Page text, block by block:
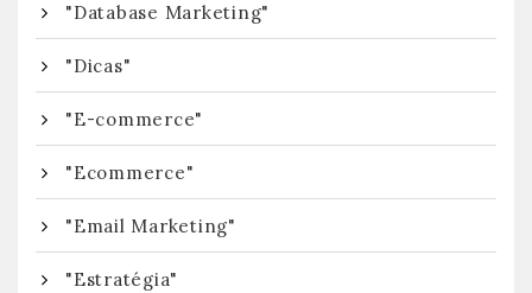
"Database Marketing"
"Dicas"
"E-commerce"
"Ecommerce"
"Email Marketing"
"Estratégia"